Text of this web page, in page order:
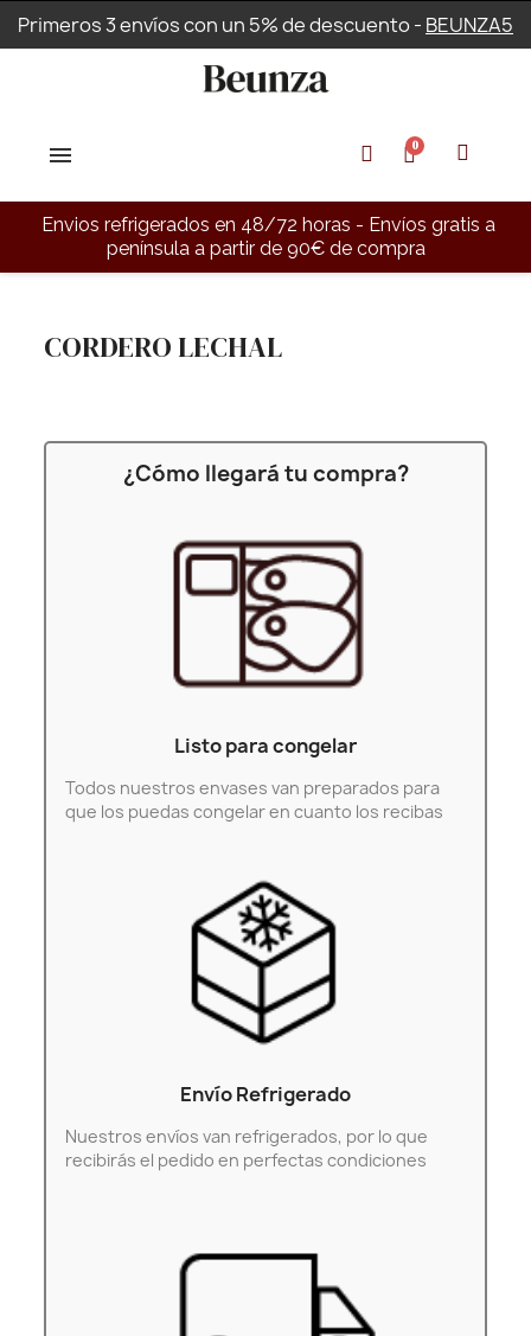
Primeros 3 envíos con un 5% de descuento - BEUNZA5
Envios refrigerados en 48/72 horas - Envíos gratis a
península a partir de 90€ de compra
CORDERO LECHAL
¿Cómo llegará tu compra?
Listo para congelar
Todos nuestros envases van preparados para
que los puedas congelar en cuanto los recibas
Envío Refrigerado
Nuestros envíos van refrigerados, por lo que
recibirás el pedido en perfectas condiciones